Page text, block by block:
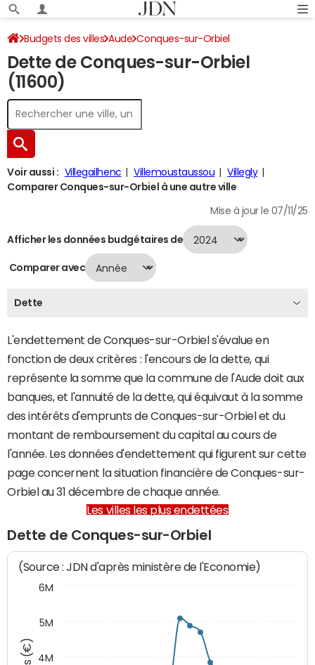
Budgets des villes Aude Conques-sur-Orbiel
Dette au 31/12/2024
Dette de Conques-sur-Orbiel
(11600)
Voir aussi : Villegailhenc Villemoustaussou
Villegly
Comparer Conques-sur-Orbiel à une autre ville
Mise à jour le 07/11/25
Afficher les données budgétaires de
Comparer avec
Dette
L'endettement de Conques-sur-Orbiel s'évalue en
fonction de deux critères : l'encours de la dette, qui
représente la somme que la commune de l'Aude doit aux
banques, et l'annuité de la dette, qui équivaut à la somme
des intérêts d'emprunts de Conques-sur-Orbiel et du
montant de remboursement du capital au cours de
l'année. Les données d'endettement qui figurent sur cette
page concernent la situation financière de Conques-sur-
Orbiel au 31 décembre de chaque année.
Les villes les plus endettées
Dette de Conques-sur-Orbiel
(Source : JDN d'après ministère de l'Economie)
4M
5M
6M